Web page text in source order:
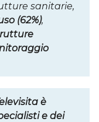
sanitarie,
(62%),
è
e dei